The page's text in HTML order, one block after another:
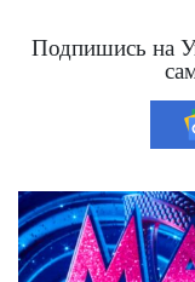
Подпишись на